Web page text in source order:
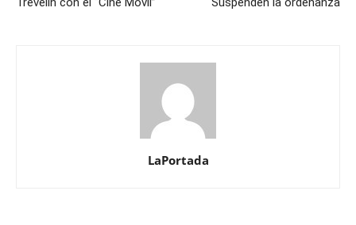
LaPortada